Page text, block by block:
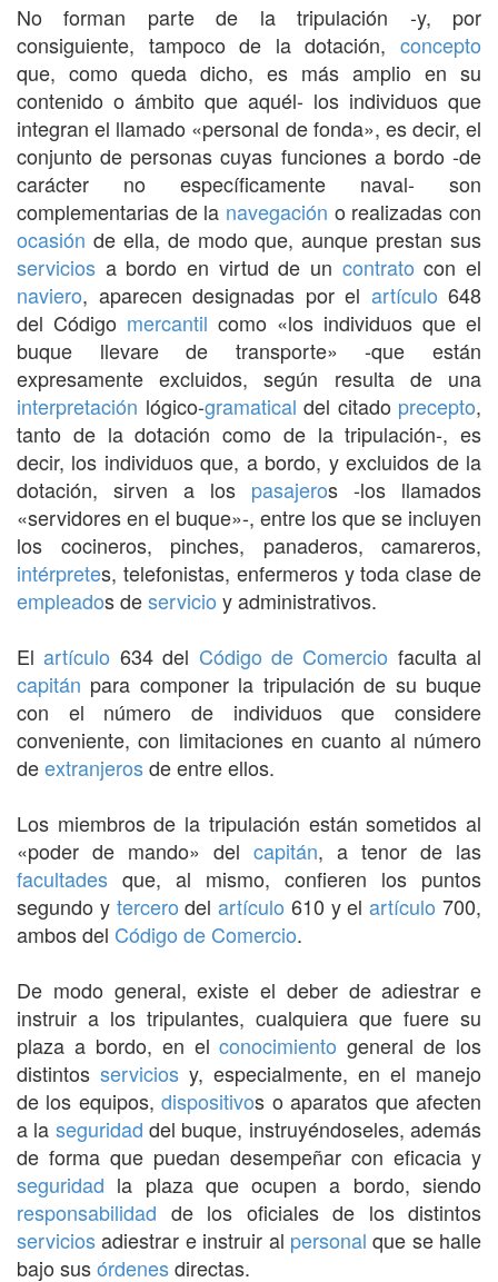
No forman parte de la tripulación -y, por
consiguiente, tampoco de la dotación, concepto
que, como queda dicho, es más amplio en su
contenido o ámbito que aquél- los individuos que
integran el llamado «personal de fonda», es decir, el
conjunto de personas cuyas funciones a bordo -de
carácter no específicamente naval- son
complementarias de la navegación o realizadas con
ocasión de ella, de modo que, aunque prestan sus
servicios a bordo en virtud de un contrato con el
naviero, aparecen designadas por el artículo 648
del Código mercantil como «los individuos que el
buque llevare de transporte» -que están
expresamente excluidos, según resulta de una
interpretación lógico-gramatical del citado precepto,
tanto de la dotación como de la tripulación-, es
decir, los individuos que, a bordo, y excluidos de la
dotación, sirven a los pasajeros -los llamados
«servidores en el buque»-, entre los que se incluyen
los cocineros, pinches, panaderos, camareros,
intérpretes, telefonistas, enfermeros y toda clase de
empleados deservicio y administrativos.
Elartículo 634 del Código de Comercio faculta al
capitán para componer la tripulación de su buque
con el número de individuos que considere
conveniente, con limitaciones en cuanto al número
deextranjerosde entre ellos.
Los miembros de la tripulación están sometidos al
«poder de mando» del capitán, a tenor de las
facultades que, al mismo, confieren los puntos
segundo y tercero delartículo 610 y elartículo 700,
ambos del Código de Comercio.
De modo general, existe el deber de adiestrar e
instruir a los tripulantes, cualquiera que fuere su
plaza a bordo, en elconocimiento general de los
distintos servicios y, especialmente, en el manejo
de los equipos,dispositivos o aparatos que afecten
a la seguridad del buque, instruyéndoseles, además
de forma que puedan desempeñar con eficacia y
seguridad la plaza que ocupen a bordo, siendo
responsabilidad de los oficiales de los distintos
serviciosadiestrar e instruir al personal que se halle
bajo susórdenesdirectas.